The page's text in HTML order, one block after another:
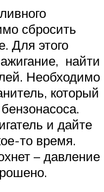
сбросить
Для этого
найти
Необходимо
который
и дайте
то время.
– давление